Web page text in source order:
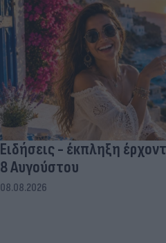
Ειδήσεις - έκπληξη
8 Αυγούστου
08.08.2026